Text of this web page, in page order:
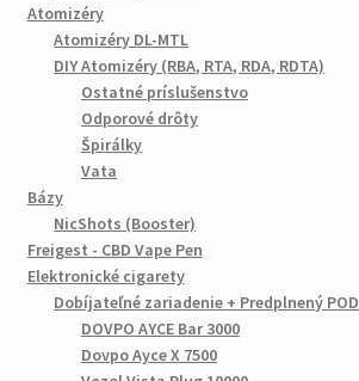
Atomizéry
Atomizéry DL-MTL
DIY Atomizéry (RBA, RTA, RDA, RDTA)
Ostatné príslušenstvo
Odporové drôty
Špirálky
Vata
Bázy
NicShots (Booster)
Freigest - CBD Vape Pen
Elektronické cigarety
Dobíjateľné zariadenie + Predplnený POD
DOVPO AYCE Bar 3000
Dovpo Ayce X 7500